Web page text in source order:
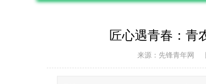
匠心遇青春：青
来源：先锋青年网